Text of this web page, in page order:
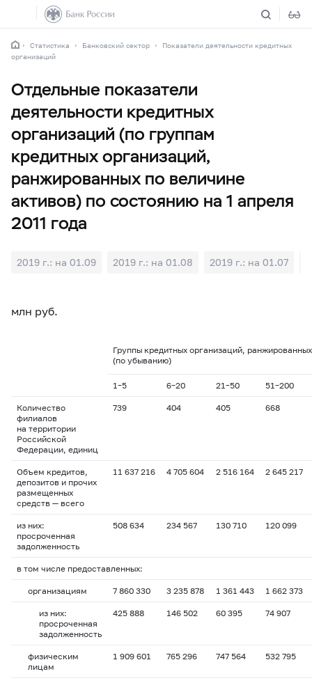
Статистика Банковский сектор
Показатели деятельности кредитных
организаций
Отдельные показатели
деятельности кредитных
организаций (по группам
кредитных организаций,
ранжированных по величине
активов) по состоянию на 1 апреля
2011 года
2019 г.: на 01.09 2019 г.: на 01.08 2019 г.: на 01.07
млн руб.
Группы кредитных организаций,
(по убыванию)
1–5 6–20 21–50 51–200
Количество
филиалов
на территории
Российской
Федерации, единиц
739 404 405 668
Объем кредитов,
депозитов и прочих
размещенных
средств — всего
11 637 216 4 705 604 2 516 164 2 645 217
из них:
просроченная
задолженность
508 634 234 567 130 710 120 099
в том числе предоставленных:
организациям 7 860 330 3 235 878 1 361 443 1 662 373
из них:
просроченная
задолженность
425 888 146 502 60 395 74 907
физическим
лицам
1 909 601 765 296 747 564 532 795